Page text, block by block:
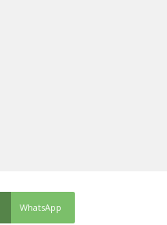
WhatsApp